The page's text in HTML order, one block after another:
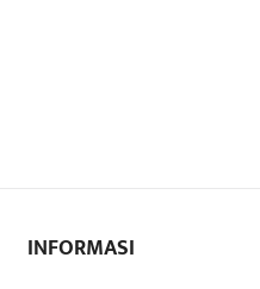
INFORMASI